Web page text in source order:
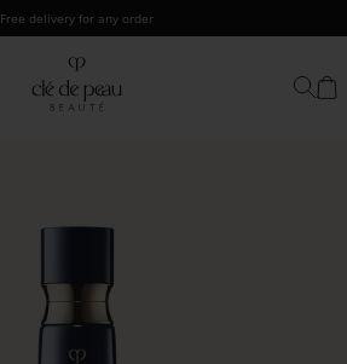
Free delivery for any order
de
Peau